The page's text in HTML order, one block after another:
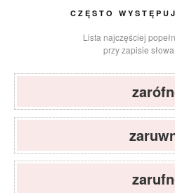
CZĘSTO
Lista najczęściej
przy zapisie słowa